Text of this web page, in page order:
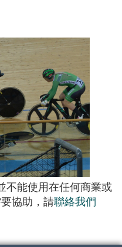
不能使用在任何商業或
協助，請聯絡我們